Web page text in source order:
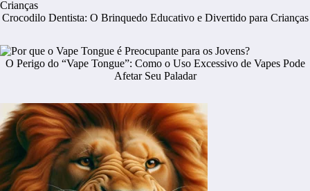
Crocodilo Dentista: O Brinquedo Educativo e Divertido para Crianças
O Perigo do “Vape Tongue”: Como o Uso Excessivo de Vapes Pode
Afetar Seu Paladar